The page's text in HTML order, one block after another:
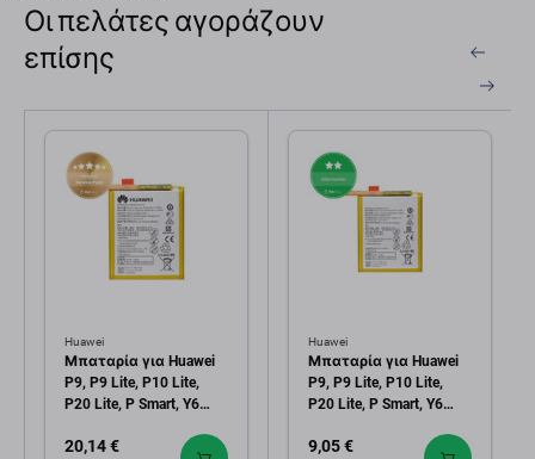
Οι πελάτες αγοράζουν
επίσης
Huawei
Μπαταρία για Huawei
P9, P9 Lite, P10 Lite,
P20 Lite, P Smart, Y6
Y7 (2018), Y7 Prime
20,14 €
Huawei
Μπαταρία για Huawei
P9, P9 Lite, P10 Lite,
P20 Lite, P Smart, Y6
Y7 (2018), Y7 Prime
9,05 €